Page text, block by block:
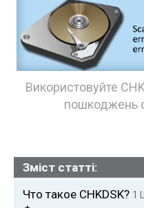
Використовуйте
пошкоджень
Зміст статті:
Что такое CHKDSK? 1